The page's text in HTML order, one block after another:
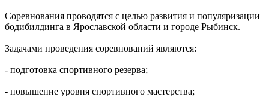
Соревнования проводятся с целью развития и популяризации
бодибилдинга в Ярославской области и городе Рыбинск.
Задачами проведения соревнований являются:
- подготовка спортивного резерва;
- повышение уровня спортивного мастерства;